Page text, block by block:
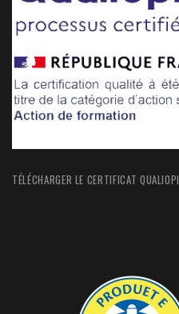
TÉLÉCHARGER LE CERTIFICAT QUALIOPI